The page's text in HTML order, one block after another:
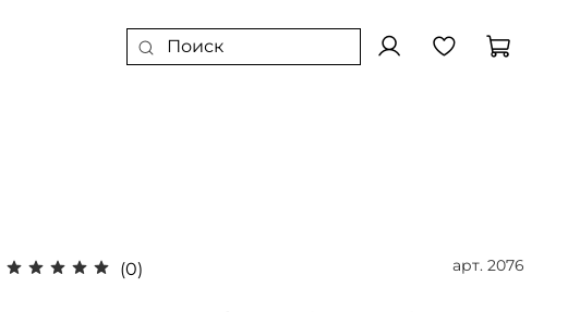
(0) арт. 2076